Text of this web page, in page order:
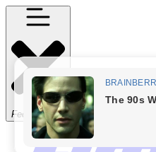
Fechar Menu